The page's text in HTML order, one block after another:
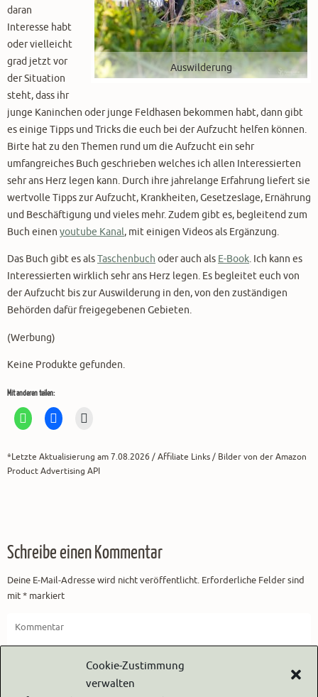
Cookie-Zustimmung
verwalten
Auswilderung
daran
Interesse habt
oder vielleicht
grad jetzt vor
der Situation
steht, dass ihr
junge Kaninchen oder junge Feldhasen bekommen habt, dann gibt
es einige Tipps und Tricks die euch bei der Aufzucht helfen können.
Birte hat zu den Themen rund um die Aufzucht ein sehr
umfangreiches Buch geschrieben welches ich allen Interessierten
sehr ans Herz legen kann. Durch ihre jahrelange Erfahrung liefert sie
wertvolle Tipps zur Aufzucht, Krankheiten, Gesetzeslage, Ernährung
und Beschäftigung und vieles mehr. Zudem gibt es, begleitend zum
Buch einen youtube Kanal, mit einigen Videos als Ergänzung.
Das Buch gibt es alsTaschenbuch oder auch als E-Book. Ich kann es
Interessierten wirklich sehr ans Herz legen. Es begleitet euch von
der Aufzucht bis zur Auswilderung in den, von den zuständigen
Behörden dafür freigegebenen Gebieten.
(Werbung)
Keine Produkte gefunden.
Mit anderen teilen:
*Letzte Aktualisierung am 7.08.2026 / Affiliate Links / Bilder von der Amazon
Product Advertising API
Schreibe einen Kommentar
Deine E-Mail-Adresse wird nicht veröffentlicht. Erforderliche Felder sind
mit* markiert